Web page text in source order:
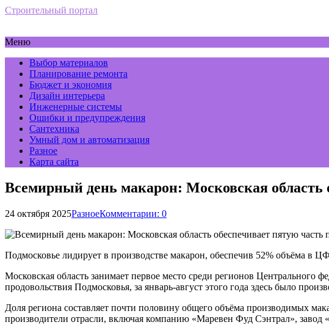
Строительный портал
Меню
Выбор материалов
Планирование ремонта
Бюджет и экономия
Дизайн интерьера
Инженерные системы
Ошибки и предупреждения
Сантехника
Умный дом и автоматизация
Разное
Карта сайта
Всемирный день макарон: Московская область
24 октября 2025РазноеКомментарии: 0
Подмосковье лидирует в производстве макарон, обеспечив 52% объёма в
Московская область занимает первое место среди регионов Центрального
продовольствия Подмосковья, за январь-август этого года здесь было
Доля региона составляет почти половину общего объёма производимых
производители отрасли, включая компанию «Маревен Фуд Сэнтрал»,